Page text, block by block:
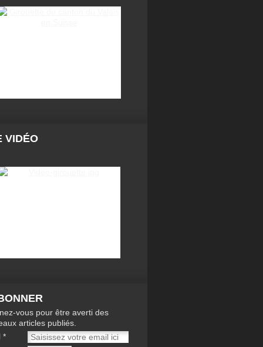
VIDÉO
vous pour être averti des
articles publiés.